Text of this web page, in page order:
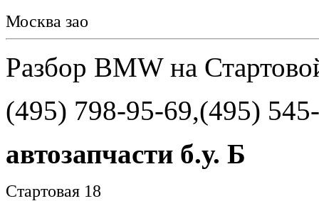
Москва зао
Разбор BMW на
(495) 798-95-69,(495)
автозапчасти б.у. Б
Стартовая 18